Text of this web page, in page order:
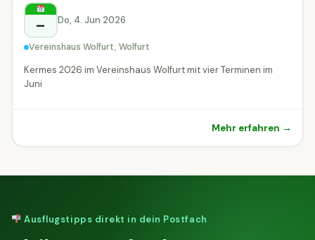
Wolfurt
– Do, 4. Jun 2026
Vereinshaus Wolfurt, Wolfurt
Kermes 2026 im Vereinshaus Wolfurt mit vier Terminen im
Juni
Mehr erfahren →
Ausflugstipps direkt in dein Postfach